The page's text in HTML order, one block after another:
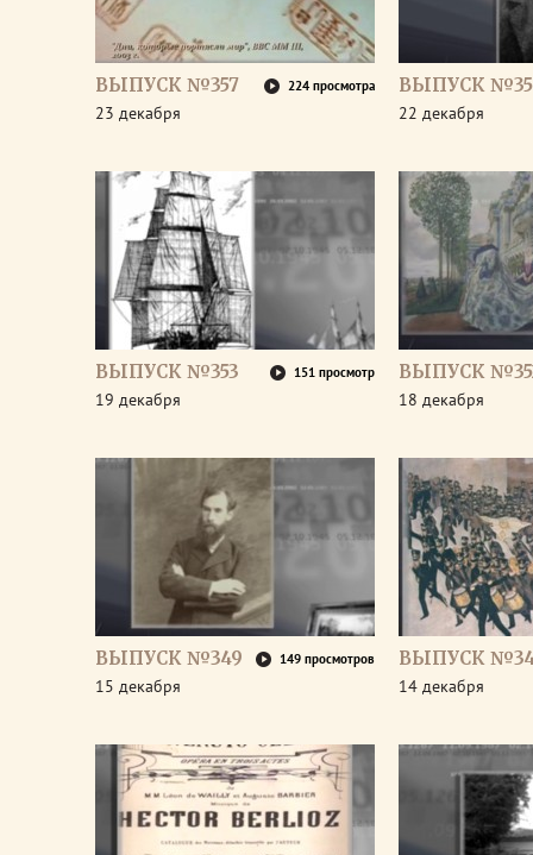
ВЫПУСК №357 224 просмотра
23 декабря
ВЫПУСК
22 декабря
ВЫПУСК №353 151 просмотр
19 декабря
ВЫПУСК
18 декабря
ВЫПУСК №349 149 просмотров
15 декабря
ВЫПУСК
14 декабря